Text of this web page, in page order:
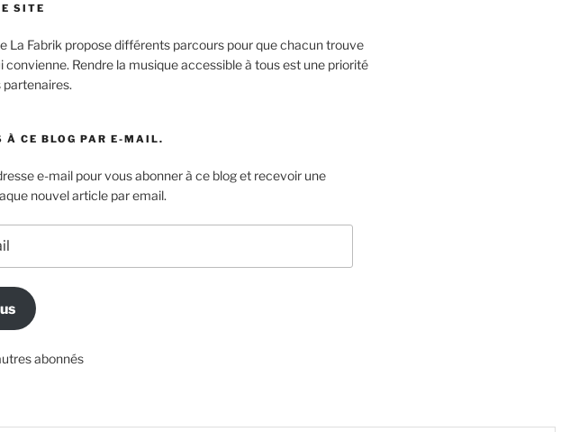
SITE
La Fabrik propose différents parcours pour que chacun trouve
convienne. Rendre la musique accessible à tous est une priorité
partenaires.
À CE BLOG PAR E-MAIL.
e-mail pour vous abonner à ce blog et recevoir une
nouvel article par email.
abonnés